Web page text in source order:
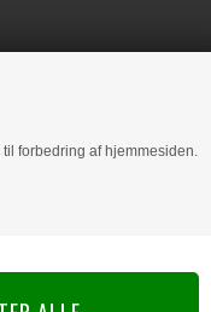
forbedring af hjemmesiden.